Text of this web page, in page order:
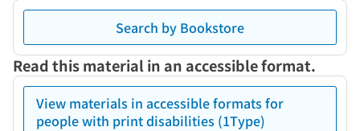
Search by Bookstore
Read this material in an accessible format.
View materials in accessible formats for
people with print disabilities (1Type)